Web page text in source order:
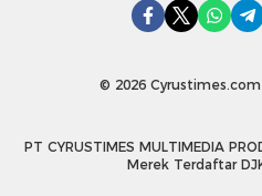
© 2026
PT CYRUSTIMES MULTIMEDIA
Merek Terdaftar